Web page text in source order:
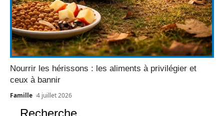
Nourrir les hérissons : les aliments à privilégier et
ceux à bannir
Famille 4 juillet 2026
Recherche